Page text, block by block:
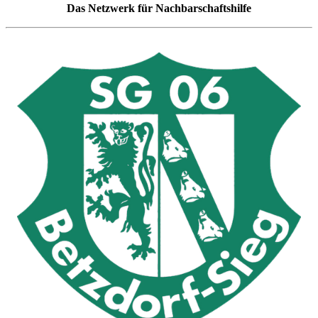
Das Netzwerk für Nachbarschaftshilfe